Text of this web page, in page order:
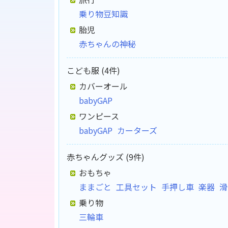
乗り物豆知識
胎児
赤ちゃんの神秘
こども服 (4件)
カバーオール
babyGAP
ワンピース
babyGAP カーターズ
赤ちゃんグッズ (9件)
おもちゃ
ままごと 工具セット 手押し車 楽器
乗り物
三輪車